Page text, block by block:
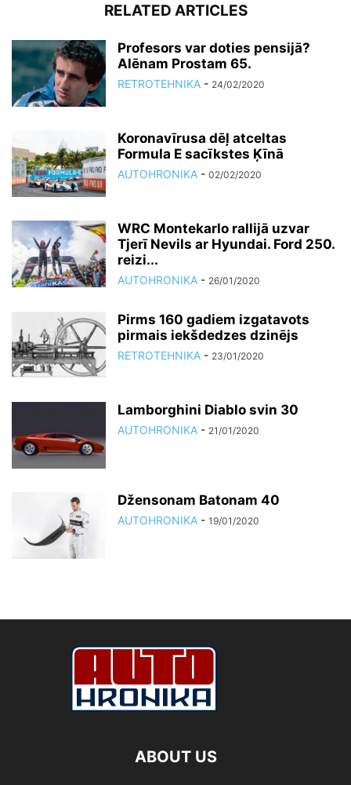
RELATED ARTICLES
Profesors var doties pensijā?
Alēnam Prostam 65.
RETROTEHNIKA - 24/02/2020
Koronavīrusa dēļ atceltas
Formula E sacīkstes Ķīnā
AUTOHRONIKA - 02/02/2020
WRC Montekarlo rallijā uzvar
Tjerī Nevils ar Hyundai. Ford 250.
reizi...
AUTOHRONIKA - 26/01/2020
Pirms 160 gadiem izgatavots
pirmais iekšdedzes dzinējs
RETROTEHNIKA - 23/01/2020
Lamborghini Diablo svin 30
AUTOHRONIKA - 21/01/2020
Džensonam Batonam 40
AUTOHRONIKA - 19/01/2020
ABOUT US